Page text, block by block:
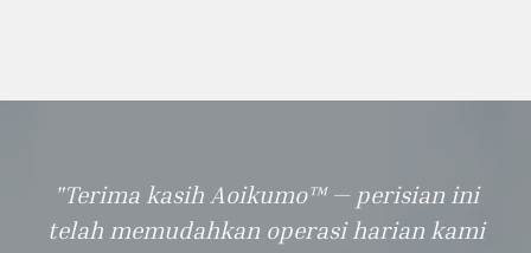
"Terima kasih Aoikumo™ — perisian ini
telah memudahkan operasi harian kami